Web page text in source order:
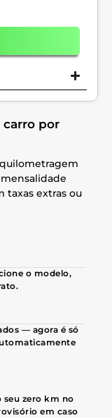
carro por
taxas extras ou
o modelo,
— agora é só
seu zero km no
em caso